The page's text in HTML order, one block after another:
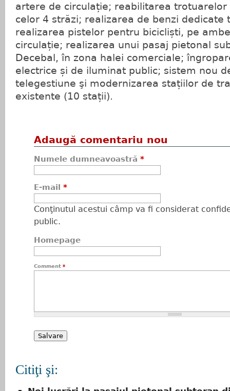
artere de circulație; reabilitarea
celor 4 străzi; realizarea de benzi dedicate
realizarea pistelor pentru bicicliști, pe
circulație; realizarea unui pasaj pietonal
Decebal, în zona halei comerciale;
electrice și de iluminat public; sistem nou
telegestiune şi modernizarea stațiilor de
existente (10 stații).
Adaugă comentariu nou
Numele dumneavoastră *
E-mail *
Conţinutul acestui câmp va fi considerat
public.
Homepage
Comment *
Citiţi şi: